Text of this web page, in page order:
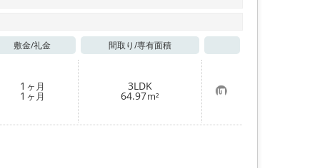
敷金/礼金 間取り/専有面積
1 ヶ月
1 ヶ月
3LDK
64.97m² お
気
に
入